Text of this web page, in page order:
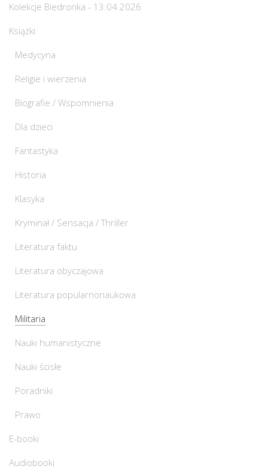
Kolekcje Biedronka - 13.04.2026
Książki
Medycyna
Religie i wierzenia
Biografie / Wspomnienia
Dla dzieci
Fantastyka
Historia
Klasyka
Kryminał / Sensacja / Thriller
Literatura faktu
Literatura obyczajowa
Literatura popularnonaukowa
Militaria
Nauki humanistyczne
Nauki ścisłe
Poradniki
Prawo
E-booki
Audiobooki